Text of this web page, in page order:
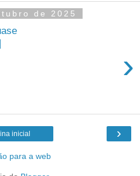
de 2025
›
›
inicial
para a web